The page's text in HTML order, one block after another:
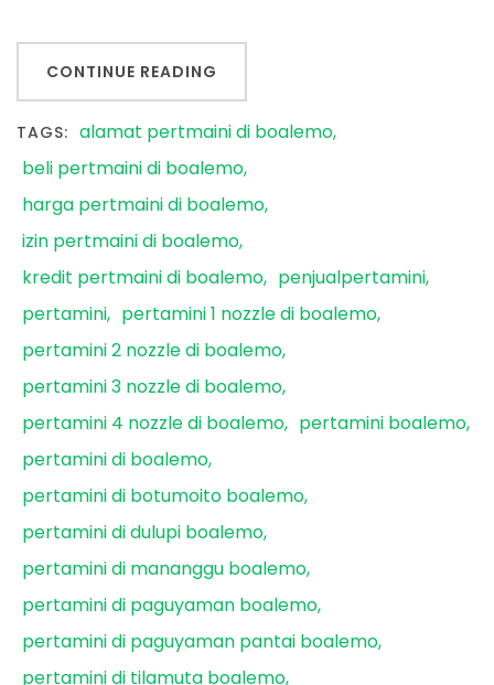
CONTINUE READING
TAGS: alamat pertmaini di boalemo
beli pertmaini di boalemo
harga pertmaini di boalemo
izin pertmaini di boalemo
kredit pertmaini di boalemo
penjualpertamini
pertamini
pertamini 1 nozzle di boalemo
pertamini 2 nozzle di boalemo
pertamini 3 nozzle di boalemo
pertamini 4 nozzle di boalemo
pertamini boalemo
pertamini di boalemo
pertamini di botumoito boalemo
pertamini di dulupi boalemo
pertamini di mananggu boalemo
pertamini di paguyaman boalemo
pertamini di paguyaman pantai boalemo
pertamini di tilamuta boalemo